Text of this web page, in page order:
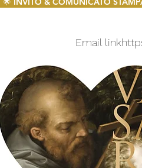
Email link